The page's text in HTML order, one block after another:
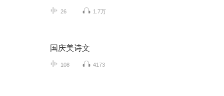
26 1.7万
国庆美诗文
108 4173